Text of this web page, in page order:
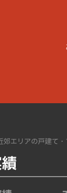
エリアの戸建て